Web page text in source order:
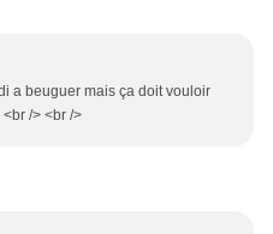
a beuguer mais ça doit vouloir
/> <br />